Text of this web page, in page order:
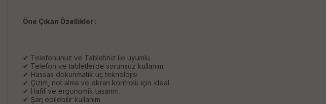
Öne Çıkan Özellikler :
✔ Telefonunuz ve Tabletiniz ile uyumlu
✔ Telefon ve tabletlerde sorunsuz kullanım
✔ Hassas dokunmatik uç teknolojisi
✔ Çizim, not alma ve ekran kontrolü için ideal
✔ Hafif ve ergonomik tasarım
✔ Şarj edilebilir kullanım